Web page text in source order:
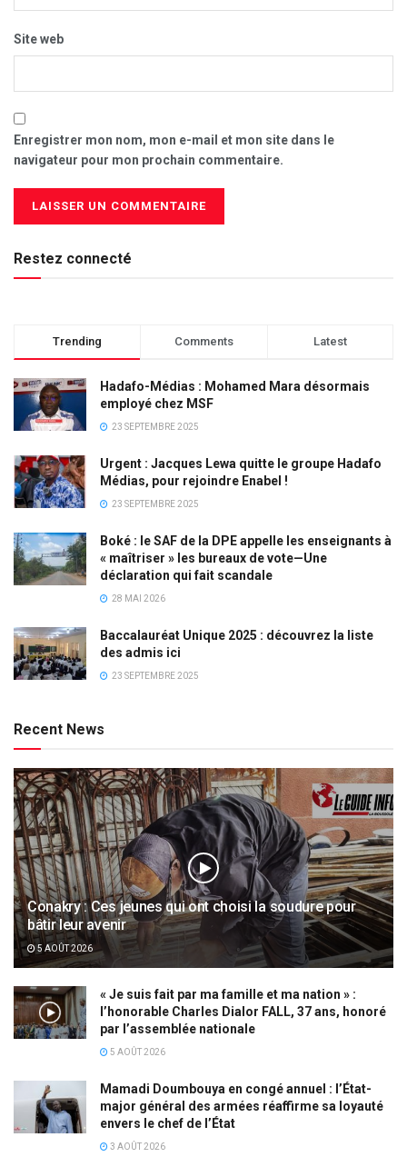
Site web
Enregistrer mon nom, mon e-mail et mon site dans le
navigateur pour mon prochain commentaire.
Restez connecté
Trending Comments Latest
Hadafo-Médias : Mohamed Mara désormais
employé chez MSF
23 SEPTEMBRE 2025
Urgent : Jacques Lewa quitte le groupe Hadafo
Médias, pour rejoindre Enabel !
23 SEPTEMBRE 2025
Boké : le SAF de la DPE appelle les enseignants à
« maîtriser » les bureaux de vote—Une
déclaration qui fait scandale
28 MAI 2026
Baccalauréat Unique 2025 : découvrez la liste
des admis ici
23 SEPTEMBRE 2025
Recent News
Conakry : Ces jeunes qui ont choisi la soudure pour
bâtir leur avenir
5 AOÛT 2026
« Je suis fait par ma famille et ma nation » :
l’honorable Charles Dialor FALL, 37 ans, honoré
par l’assemblée nationale
5 AOÛT 2026
Mamadi Doumbouya en congé annuel : l’État-
major général des armées réaffirme sa loyauté
envers le chef de l’État
3 AOÛT 2026